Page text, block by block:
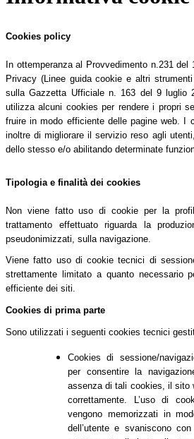
Cookies policy
In ottemperanza al Provvedimento n.231 del
Privacy (Linee guida cookie e altri
sulla Gazzetta Ufficiale n. 163 del 9 luglio
utilizza alcuni cookies per rendere i propri
fruire in modo efficiente delle pagine web. I
inoltre di migliorare il servizio reso agli
dello stesso e/o abilitando determinate
Tipologia e finalità dei cookies
Non viene fatto uso di cookie per la
trattamento effettuato riguarda la
pseudonimizzati, sulla navigazione.
Viene fatto uso di cookie tecnici di
strettamente limitato a quanto necessario
efficiente dei siti.
Cookies di prima parte
Sono utilizzati i seguenti cookies tecnici
Cookies di sessione/
per consentire la
assenza di tali cookies, il sito
correttamente. L’uso di
vengono memorizzati in
dell’utente e svaniscono